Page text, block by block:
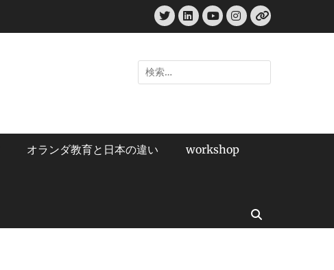
TwitterLinkedIn
YouTube
Instagram
リ
ン
検
索:
オランダ教育と日本の違い workshop